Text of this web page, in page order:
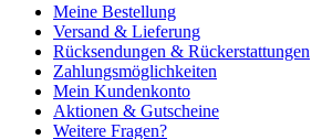
Meine Bestellung
Versand & Lieferung
Rücksendungen & Rückerstattungen
Zahlungsmöglichkeiten
Mein Kundenkonto
Aktionen & Gutscheine
Weitere Fragen?